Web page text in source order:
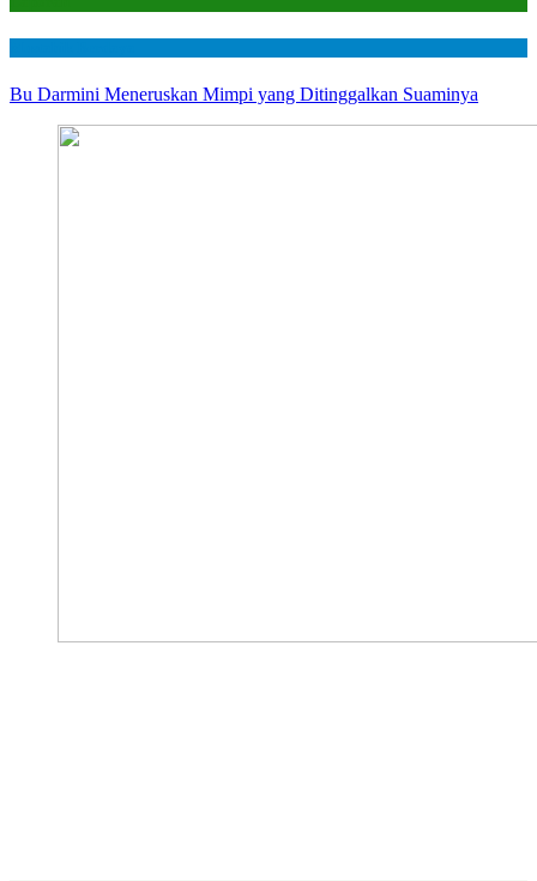
Bu Darmini Meneruskan Mimpi yang Ditinggalkan Suaminya